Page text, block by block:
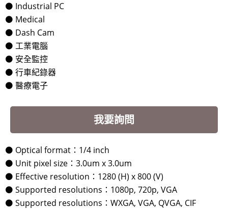
⚫ Industrial PC
⚫ Medical
⚫ Dash Cam
⚫ 工業電腦
⚫ 安全監控
⚫ 行車紀錄器
⚫ 醫療電子
我要詢問
⚫ Optical format：1/4 inch
⚫ Unit pixel size：3.0um x 3.0um
⚫ Effective resolution：1280 (H) x 800 (V)
⚫ Supported resolutions：1080p, 720p, VGA
⚫ Supported resolutions：WXGA, VGA, QVGA, CIF